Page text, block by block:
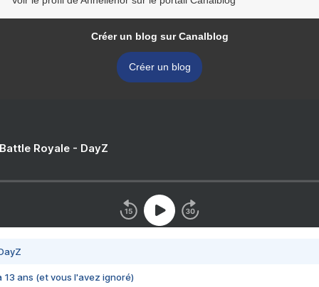
Créer un blog sur Canalblog
Créer un blog
Royale - DayZ
13 ans (et vous l'avez ignoré)